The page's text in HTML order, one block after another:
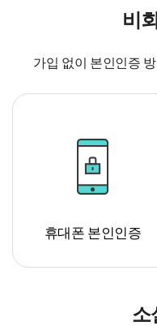
비
가입 없이 본인인증
휴대폰 본인인증
소